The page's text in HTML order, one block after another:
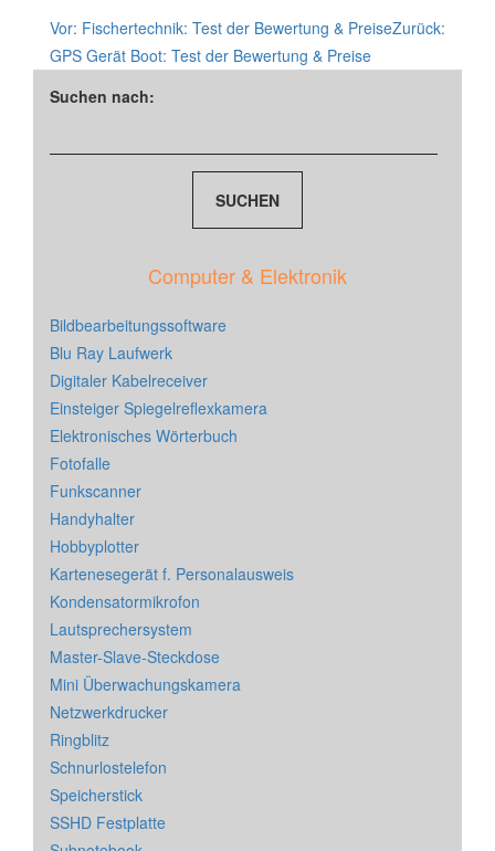
Vor: Fischertechnik: Test der Bewertung & PreiseZurück:
GPS Gerät Boot: Test der Bewertung & Preise
Suchen nach:
Computer & Elektronik
Bildbearbeitungssoftware
Blu Ray Laufwerk
Digitaler Kabelreceiver
Einsteiger Spiegelreflexkamera
Elektronisches Wörterbuch
Fotofalle
Funkscanner
Handyhalter
Hobbyplotter
Kartenesegerät f. Personalausweis
Kondensatormikrofon
Lautsprechersystem
Master-Slave-Steckdose
Mini Überwachungskamera
Netzwerkdrucker
Ringblitz
Schnurlostelefon
Speicherstick
SSHD Festplatte